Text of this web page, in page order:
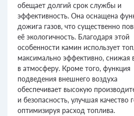
обещает долгий срок службы и
эффективность. Она оснащена
дожига газов, что существенно
её экологичность. Благодаря этой
особенности камин использует
максимально эффективно, снижая
в атмосферу. Кроме того, функция
подведения внешнего воздуха
обеспечивает высокую
и безопасность, улучшая качество
оптимизируя расход топлива.